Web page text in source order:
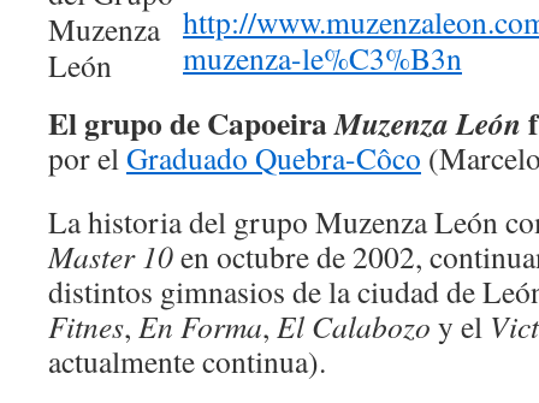
http://
muzenza-le%C3%B3n
El grupo de CapoeiraMuzenza León
por elGraduado Quebra-Côco
La historia del grupo Muzenza León
Master 10en octubre de 2002,
distintos gimnasios de la ciudad de
Fitnes, En Forma, El Calabozo y el
actualmente continua).